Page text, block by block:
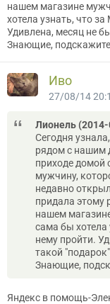
нашем магазине
хотела узнать, что
Удивлена, месяц не
Знающие,
Иво
27/08/14
Лионель
Сегодня
рядом с нашим
приходе домой
мужчину,
недавно
придала этому
нашем
сама бы хотела
нему пройти.
такой
Знающие,
Яндекс в помощь-